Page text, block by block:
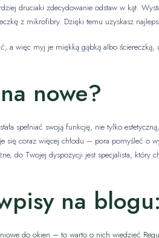
druciaki zdecydowanie odstaw w kąt.
z mikrofibry. Dzięki temu uzyskasz
a więc myj je miękką gąbką albo
nowe?
spełniać swoją funkcję, nie tylko
coraz więcej chłodu – pora pomyśleć o
do Twojej dyspozycji jest specjalista, który
na blogu:
do okien – to warto o nich wiedzieć